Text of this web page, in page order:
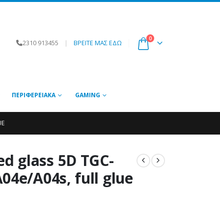
2310 913455 | ΒΡΕΙΤΕ ΜΑΣ ΕΔΩ
0
ΠΕΡΙΦΕΡΕΙΑΚΆ GAMING
glass 5D TGC-
A04s, full glue